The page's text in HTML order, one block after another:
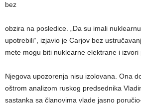
bez
obzira na posledice. „Da su imali
upotrebili“, izjavio je Carjov bez
mete mogu biti nuklearne elektrane i izvori
Njegova upozorenja nisu izolovana. Ona
oštrom analizom ruskog predsednika
sastanka sa članovima vlade jasno